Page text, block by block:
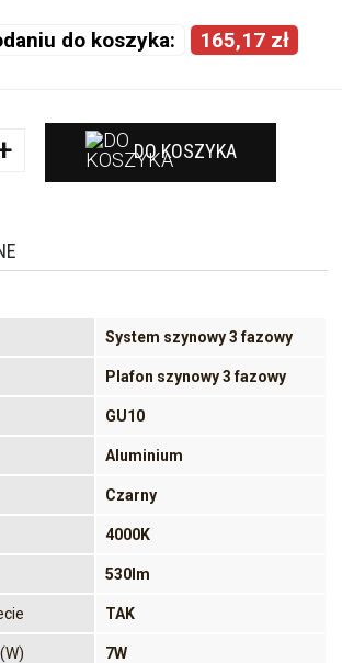
do koszyka: 165,17 zł
DO KOSZYKA
System szynowy 3 fazowy
Plafon szynowy 3 fazowy
GU10
Aluminium
Czarny
4000K
530lm
TAK
7W